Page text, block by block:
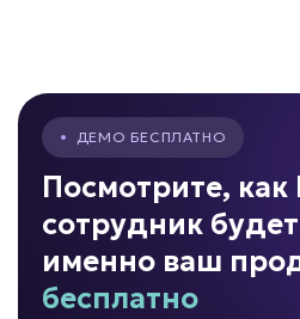
• ДЕМО БЕСПЛАТНО
Посмотрите,
сотрудник
именно ваш
бесплатно